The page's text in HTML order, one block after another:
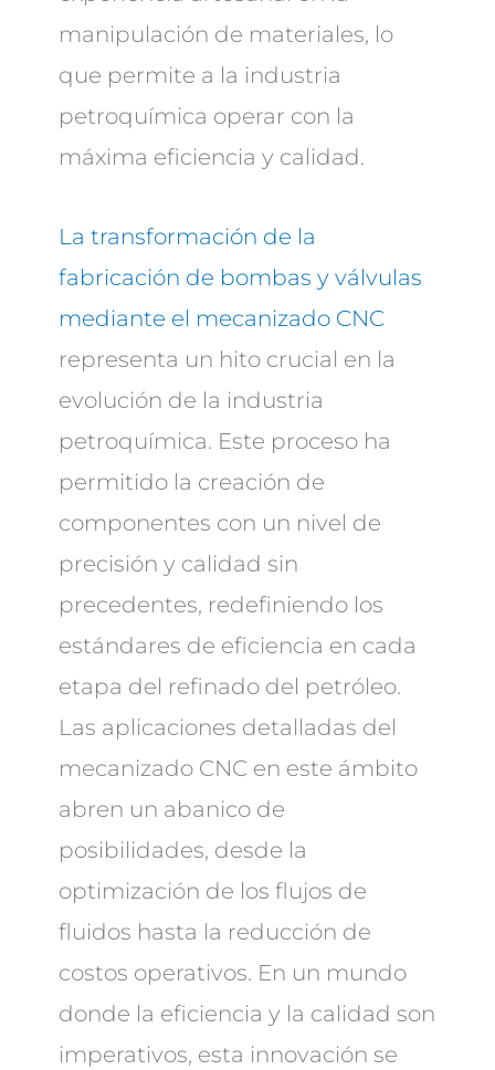
manipulación de materiales, lo
que permite a la industria
petroquímica operar con la
máxima eficiencia y calidad.
La transformación de la
fabricación de bombas y válvulas
mediante el mecanizado CNC
representa un hito crucial en la
evolución de la industria
petroquímica. Este proceso ha
permitido la creación de
componentes con un nivel de
precisión y calidad sin
precedentes, redefiniendo los
estándares de eficiencia en cada
etapa del refinado del petróleo.
Las aplicaciones detalladas del
mecanizado CNC en este ámbito
abren un abanico de
posibilidades, desde la
optimización de los flujos de
fluidos hasta la reducción de
costos operativos. En un mundo
donde la eficiencia y la calidad son
imperativos, esta innovación se